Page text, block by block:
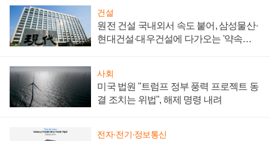
건설
원전 건설 국내외서 속도 붙어, 삼성물산·
현대건설·대우건설에 다가오는 '약속의
사회
미국 법원 "트럼프 정부 풍력 프로젝트 동
결 조치는 위법", 해제 명령 내려
전자·전기·정보통신